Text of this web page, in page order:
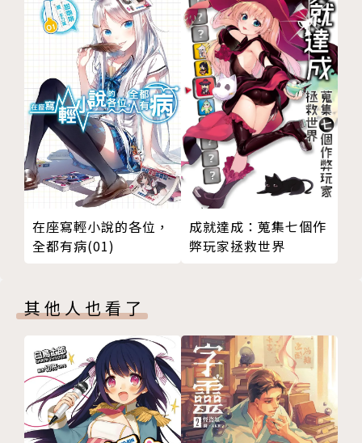
的第二部系列作品。
在座寫輕小說的各位，
全都有病(01)
成就達成：蒐集七個作
弊玩家拯救世界
其他人也看了